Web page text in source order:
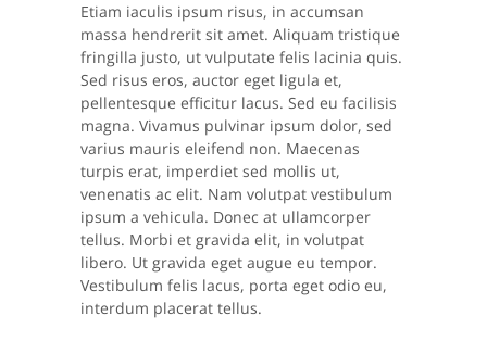
Etiam iaculis ipsum risus, in accumsan
massa hendrerit sit amet. Aliquam tristique
fringilla justo, ut vulputate felis lacinia quis.
Sed risus eros, auctor eget ligula et,
pellentesque efficitur lacus. Sed eu facilisis
magna. Vivamus pulvinar ipsum dolor, sed
varius mauris eleifend non. Maecenas
turpis erat, imperdiet sed mollis ut,
venenatis ac elit. Nam volutpat vestibulum
ipsum a vehicula. Donec at ullamcorper
tellus. Morbi et gravida elit, in volutpat
libero. Ut gravida eget augue eu tempor.
Vestibulum felis lacus, porta eget odio eu,
interdum placerat tellus.